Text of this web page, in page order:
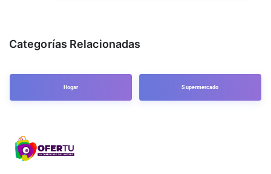
Categorías Relacionadas
Hogar Supermercado